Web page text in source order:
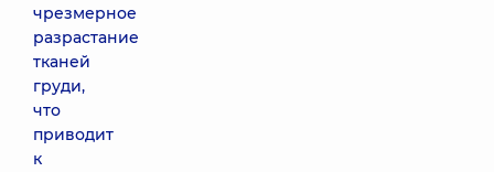
чрезмерное
разрастание
тканей
груди,
что
приводит
к